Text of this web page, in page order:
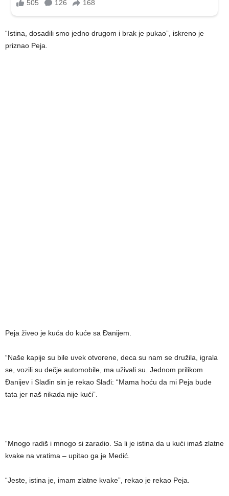
“Istina, dosadili smo jedno drugom i brak je pukao”, iskreno je
priznao Peja.
Peja živeo je kuća do kuće sa Đanijem.
“Naše kapije su bile uvek otvorene, deca su nam se družila, igrala
se, vozili su dečje automobile, ma uživali su. Jednom prilikom
Đanijev i Slađin sin je rekao Slađi: “Mama hoću da mi Peja bude
tata jer naš nikada nije kući”.
“Mnogo radiš i mnogo si zaradio. Sa li je istina da u kući imaš zlatne
kvake na vratima – upitao ga je Medić.
“Jeste, istina je, imam zlatne kvake”, rekao je rekao Peja.